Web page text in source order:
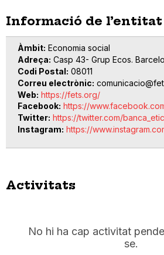
Informació de l’entitat
Àmbit Economia social
Adreça Casp 43- Grup Ecos.
Codi Postal 08011
Correu electrònic
Web https://fets.org/
Facebook https://
Twitter https://twitter.com/
Instagram https://
Activitats
No hi ha cap activitat
se.